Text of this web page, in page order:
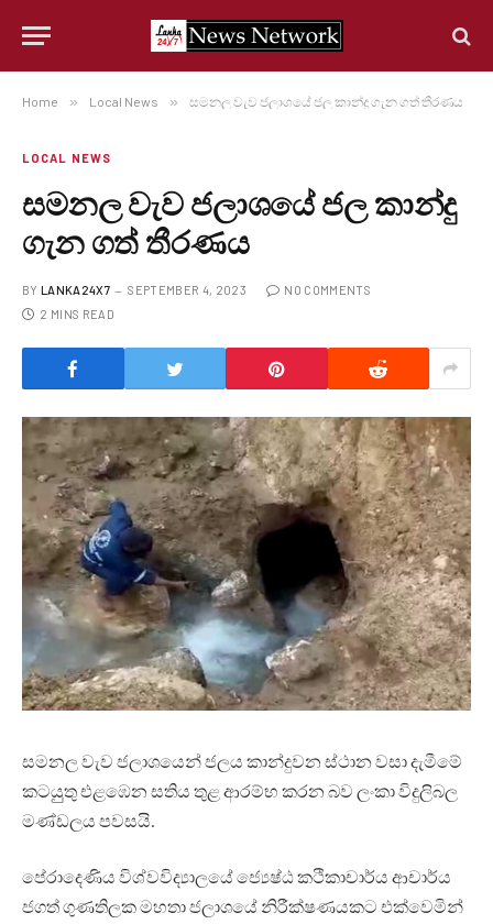
Home » Local News » සමනල වැව ජලාශයේ ජල කාන්දු ගැන ගත් තීරණය
LOCAL NEWS
සමනල වැව ජලාශයේ ජල කාන්දු
ගැන ගත් තීරණය
BY LANKA24X7 SEPTEMBER 4, 2023
NO COMMENTS
2 MINS READ
සමනල වැව ජලාශයෙන් ජලය කාන්දුවන ස්ථාන වසා දැමීමේ
කටයුුතු එළඹෙන සතිය තුළ ආරම්භ කරන බව ලංකා විදුලිබල
මණ්ඩලය පවසයි.
පේරාදෙණිය විශ්වවිද්‍යාලයේ ජ්‍යෙෂ්ඨ කථිකාචාර්ය ආචාර්ය
ජගත් ගුණතිලක මහතා ජලාශයේ නිරීක්ෂණයකට එක්වෙමින්